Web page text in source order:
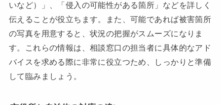
いなど）」、「侵入の可能性がある箇所」などを詳しく
伝えることが役立ちます。また、可能であれば被害箇所
の写真を用意すると、状況の把握がスムーズになりま
す。これらの情報は、相談窓口の担当者に具体的なアド
バイスを求める際に非常に役立つため、しっかりと準備
して臨みましょう。